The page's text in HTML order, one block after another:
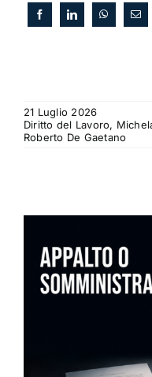
21 Luglio 2026
Diritto del Lavoro,
Roberto De Gaetano